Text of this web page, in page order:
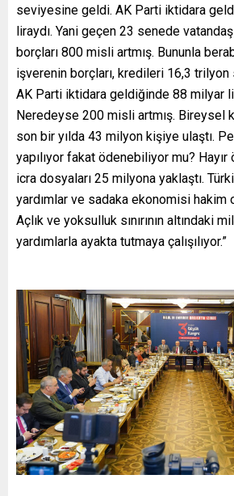
seviyesine geldi. AK Parti iktidara
liraydı. Yani geçen 23 senede
borçları 800 misli artmış. Bununla
işverenin borçları, kredileri 16,3
AK Parti iktidara geldiğinde 88 milyar
Neredeyse 200 misli artmış. Bireysel
son bir yılda 43 milyon kişiye ulaştı.
yapılıyor fakat ödenebiliyor mu?
icra dosyaları 25 milyona yaklaştı.
yardımlar ve sadaka ekonomisi hakim
Açlık ve yoksulluk sınırının altındaki
yardımlarla ayakta tutmaya çalışılıyor.”